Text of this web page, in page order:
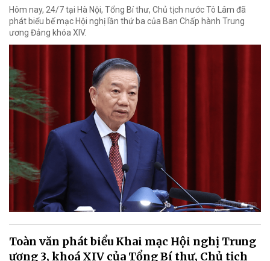
Hôm nay, 24/7 tại Hà Nội, Tổng Bí thư, Chủ tịch nước Tô Lâm đã
phát biểu bế mạc Hội nghị lần thứ ba của Ban Chấp hành Trung
ương Đảng khóa XIV.
Toàn văn phát biểu Khai mạc Hội nghị Trung
ương 3, khoá XIV của Tổng Bí thư, Chủ tịch